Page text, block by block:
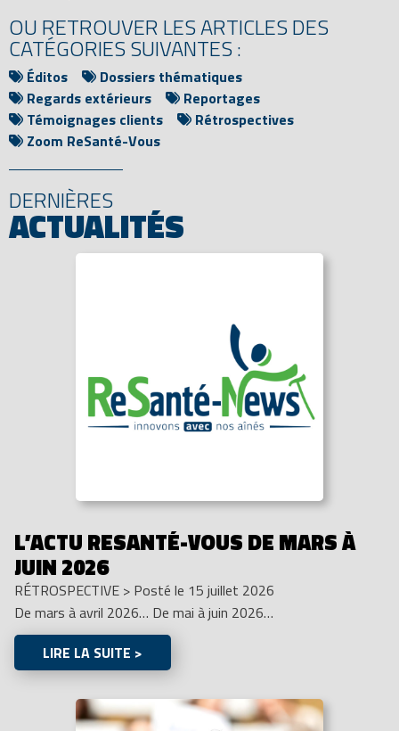
OU RETROUVER LES ARTICLES DES
CATÉGORIES SUIVANTES :
Éditos
Dossiers thématiques
Regards extérieurs
Reportages
Témoignages clients
Rétrospectives
Zoom ReSanté-Vous
DERNIÈRES
ACTUALITÉS
L’ACTU RESANTÉ-VOUS DE MARS À
JUIN 2026
RÉTROSPECTIVE > Posté le 15 juillet 2026
De mars à avril 2026… De mai à juin 2026…
LIRE LA SUITE >